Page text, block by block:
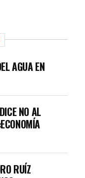
AGUA EN
NO AL
RUÍZ